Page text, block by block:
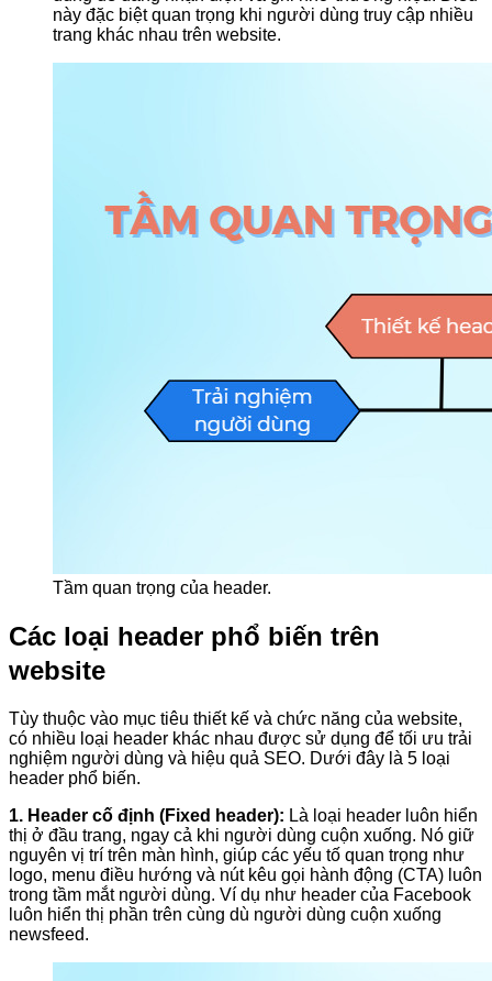
này đặc biệt quan trọng khi người dùng truy cập nhiều
trang khác nhau trên website.
Tầm quan trọng của header.
Các loại header phổ biến trên
website
Tùy thuộc vào mục tiêu thiết kế và chức năng của website,
có nhiều loại header khác nhau được sử dụng để tối ưu trải
nghiệm người dùng và hiệu quả SEO. Dưới đây là 5 loại
header phổ biến.
1. Header cố định (Fixed header): Là loại header luôn hiển
thị ở đầu trang, ngay cả khi người dùng cuộn xuống. Nó giữ
nguyên vị trí trên màn hình, giúp các yếu tố quan trọng như
logo, menu điều hướng và nút kêu gọi hành động (CTA) luôn
trong tầm mắt người dùng. Ví dụ như header của Facebook
luôn hiển thị phần trên cùng dù người dùng cuộn xuống
newsfeed.